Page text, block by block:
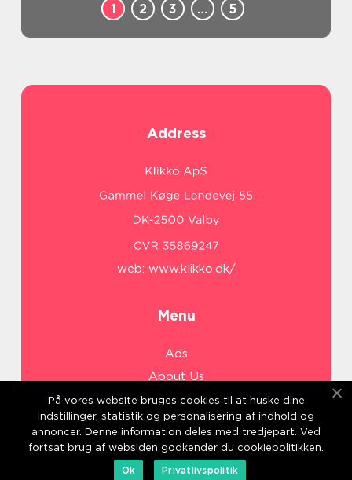
1 2 3 … 5
Address
web: www.klikko.dk/
Menu
Ads
About Us
Cookies
Contact
Sitemap
På vores website bruges cookies til at huske dine
indstillinger, statistik og personalisering af indhold og
annoncer. Denne information deles med tredjepart. Ved
fortsat brug af websiden godkender du cookiepolitikken.
Ok
Privatlivspolitik